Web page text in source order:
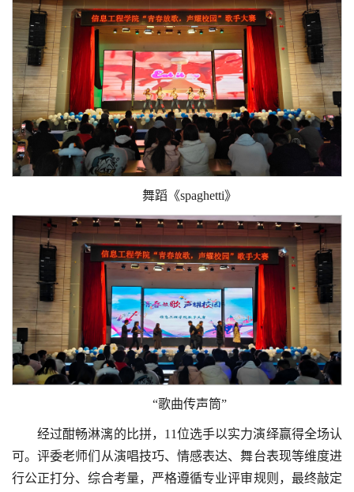
舞蹈《spaghetti》
“歌曲传声筒”
经过酣畅淋漓的比拼，11位选手以实力演绎赢得全场认
可。评委老师们从演唱技巧、情感表达、舞台表现等维度进
行公正打分、综合考量，严格遵循专业评审规则，最终敲定